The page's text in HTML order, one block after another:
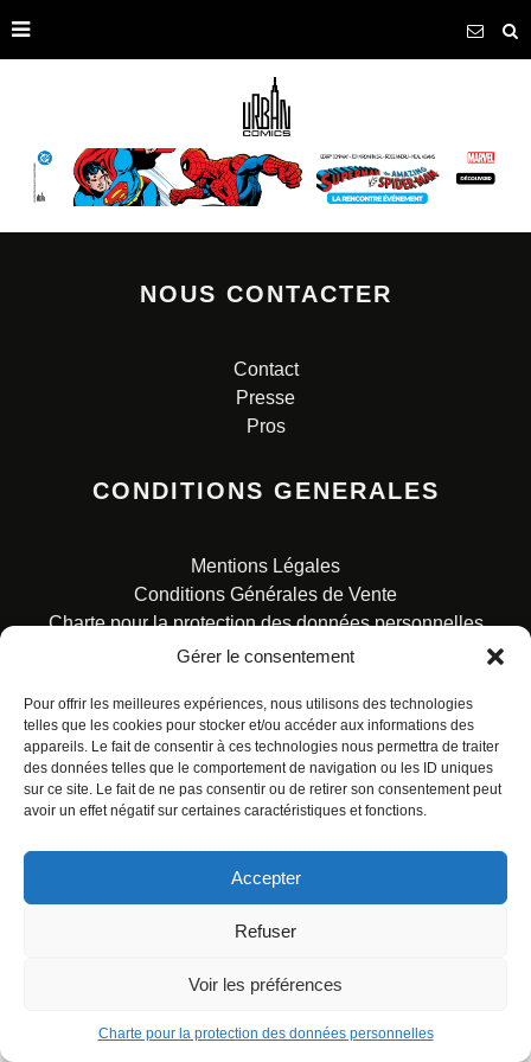
Gérer le consentement
Pour offrir les meilleures expériences, nous utilisons des technologies
telles que les cookies pour stocker et/ou accéder aux informations des
appareils. Le fait de consentir à ces technologies nous permettra de traiter
des données telles que le comportement de navigation ou les ID uniques
sur ce site. Le fait de ne pas consentir ou de retirer son consentement peut
avoir un effet négatif sur certaines caractéristiques et fonctions.
Accepter
Refuser
Voir les préférences
Charte pour la protection des données personnelles
NOUS CONTACTER
Contact
Presse
Pros
CONDITIONS GENERALES
Mentions Légales
Conditions Générales de Vente
Charte pour la protection des données personnelles
© ALL RIGHTS RESERVED. URBAN COMICS POUR LES
ÉDITIONS FRANÇAISES.